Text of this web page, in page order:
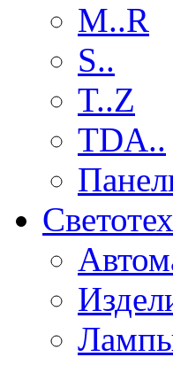
M..R
S..
T..Z
TDA..